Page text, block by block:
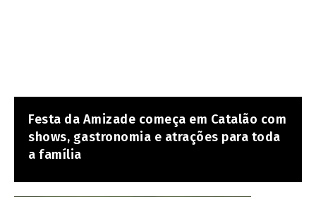
Festa da Amizade começa em Catalão com
shows, gastronomia e atrações para toda
a família